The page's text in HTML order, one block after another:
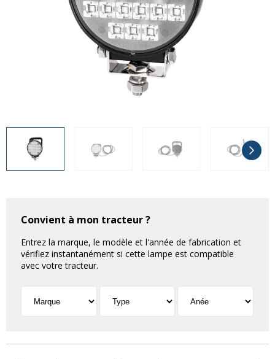
Questions fréquemment posées
09 70 24 66 76
[email protected]
Convient à mon tracteur ?
Entrez la marque, le modèle et l'année de fabrication et
vérifiez instantanément si cette lampe est compatible
avec votre tracteur.